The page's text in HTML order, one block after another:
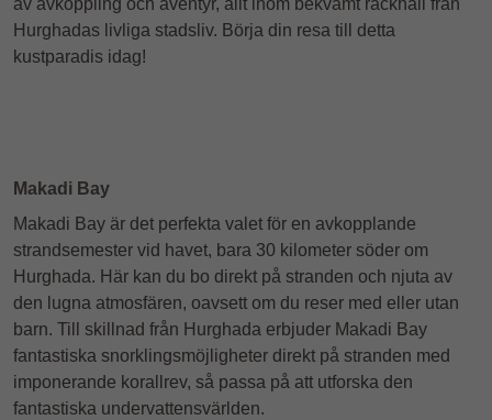
av avkoppling och äventyr, allt inom bekvämt räckhåll från
Hurghadas livliga stadsliv. Börja din resa till detta
kustparadis idag!
Makadi Bay
Makadi Bay är det perfekta valet för en avkopplande
strandsemester vid havet, bara 30 kilometer söder om
Hurghada. Här kan du bo direkt på stranden och njuta av
den lugna atmosfären, oavsett om du reser med eller utan
barn. Till skillnad från Hurghada erbjuder Makadi Bay
fantastiska snorklingsmöjligheter direkt på stranden med
imponerande korallrev, så passa på att utforska den
fantastiska undervattensvärlden.